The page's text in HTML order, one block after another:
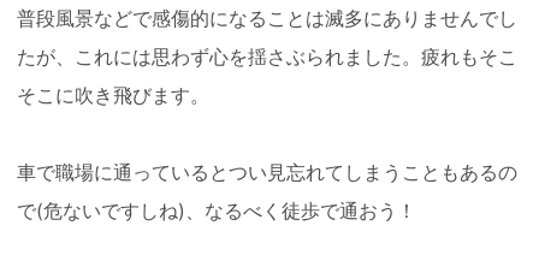
普段風景などで感傷的になることは滅多にありませんでし
たが、これには思わず心を揺さぶられました。疲れもそこ
そこに吹き飛びます。
車で職場に通っているとつい見忘れてしまうこともあるの
で(危ないですしね)、なるべく徒歩で通おう！